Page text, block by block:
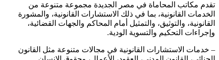
تقدم مكاتب المحاماة في مصر الجديدة مجموعة متنوعة من
الخدمات القانونية، بما في ذلك الاستشارات القانونية، والمشورة
القانونية، والتوثيق، والتمثيل أمام المحاكم والجهات القضائية،
وإجراءات التحكيم والتسوية الودية.
– خدمات الاستشارات القانونية في مجالات متنوعة مثل القانون